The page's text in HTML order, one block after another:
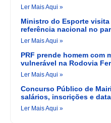
Ler Mais Aqui »
Ministro do Esporte
referência nacional no
Ler Mais Aqui »
PRF prende homem com
vulnerável na Rodovia
Ler Mais Aqui »
Concurso Público de
salários, inscrições e
Ler Mais Aqui »